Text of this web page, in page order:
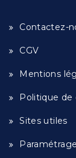
Contactez-
CGV
Mentions
Politique
Sites utiles